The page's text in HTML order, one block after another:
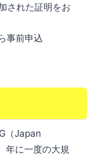
された証明をお
事前申込
（Japan
年に一度の大規